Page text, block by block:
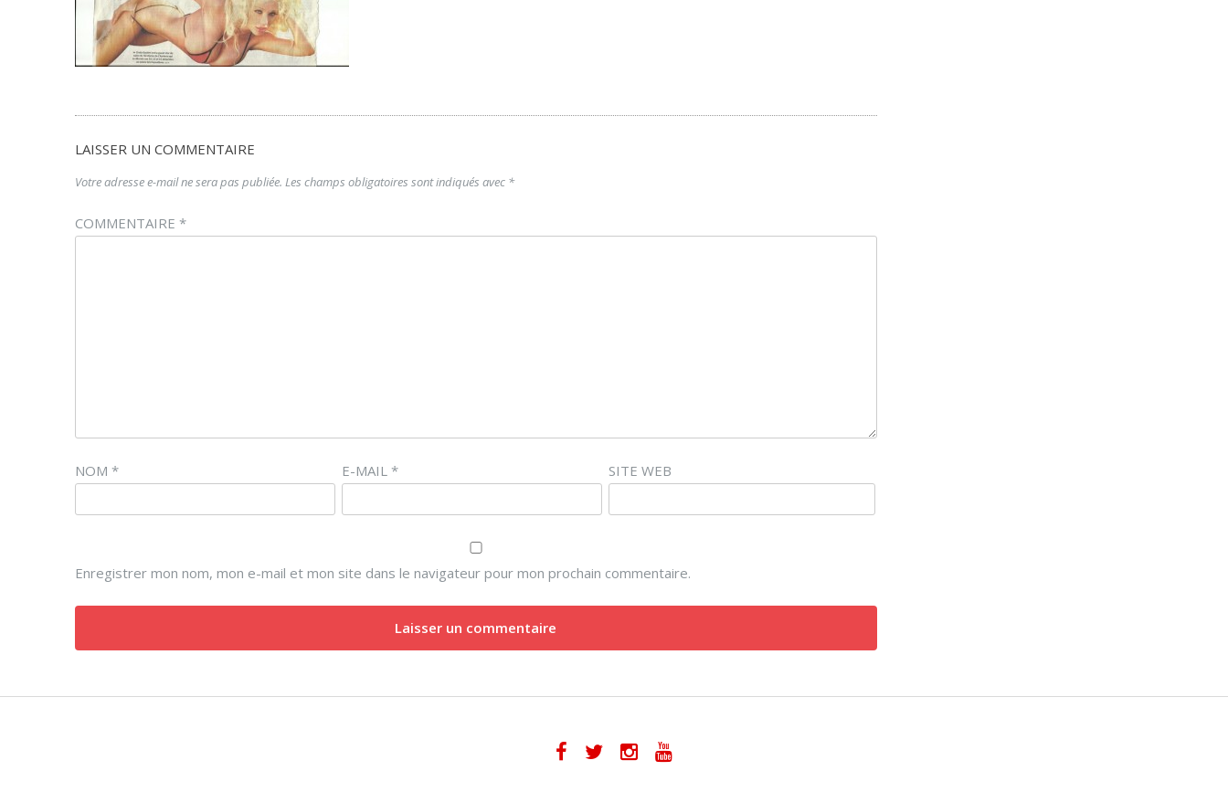
LAISSER UN COMMENTAIRE
Votre adresse e-mail ne sera pas publiée. Les champs obligatoires sont indiqués avec *
COMMENTAIRE *
NOM * E-MAIL* SITE WEB
Enregistrer mon nom, mon e-mail et mon site dans le navigateur pour mon prochain commentaire.